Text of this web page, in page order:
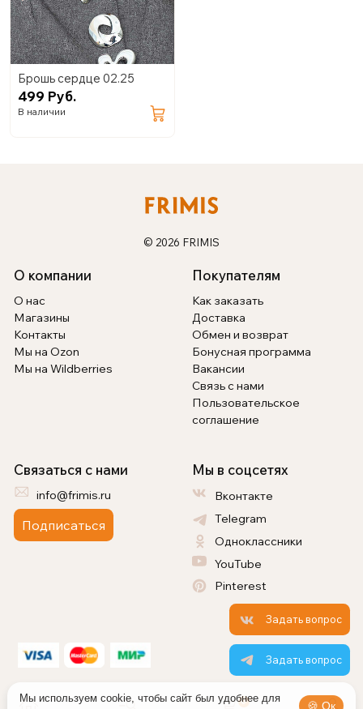
0
Брошь сердце 02.25
499 Руб.
В наличии
© 2026 FRIMIS
О компании
О нас
Магазины
Контакты
Мы на Ozon
Мы на Wildberries
Покупателям
Как заказать
Доставка
Обмен и возврат
Бонусная программа
Вакансии
Связь с нами
Пользовательское
соглашение
Связаться с нами
info@frimis.ru
Подписаться
Мы в соцсетях
Вконтакте
Telegram
Одноклассники
YouTube
Pinterest
Задать вопрос
Задать вопрос
Мы используем cookie, чтобы сайт был удобнее для
🍪 Ок